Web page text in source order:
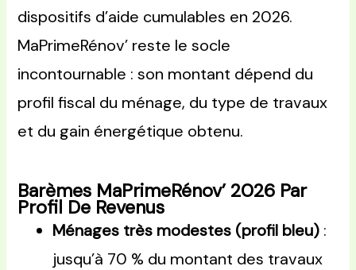
dispositifs d’aide cumulables en 2026.
MaPrimeRénov’ reste le socle
incontournable : son montant dépend du
profil fiscal du ménage, du type de travaux
et du gain énergétique obtenu.
Barèmes MaPrimeRénov’ 2026 Par
Profil De Revenus
Ménages très modestes (profil bleu) :
jusqu’à 70 % du montant des travaux